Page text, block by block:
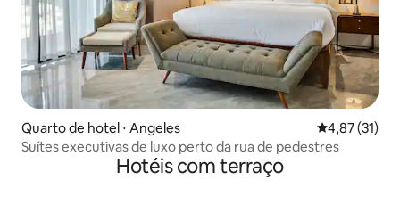
Quarto de hotel ⋅ Angeles 4,87 de uma
4,87 (31)
Suítes executivas de luxo perto da rua de pedestres
Hotéis com terraço